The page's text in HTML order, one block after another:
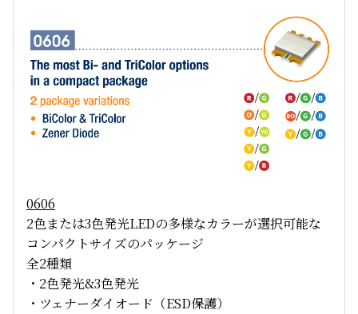
0606
2色または3色発光LEDの多様なカラーが選択可能な
コンパクトサイズのパッケージ
全2種類
・2色発光&3色発光
・ツェナーダイオード（ESD保護）